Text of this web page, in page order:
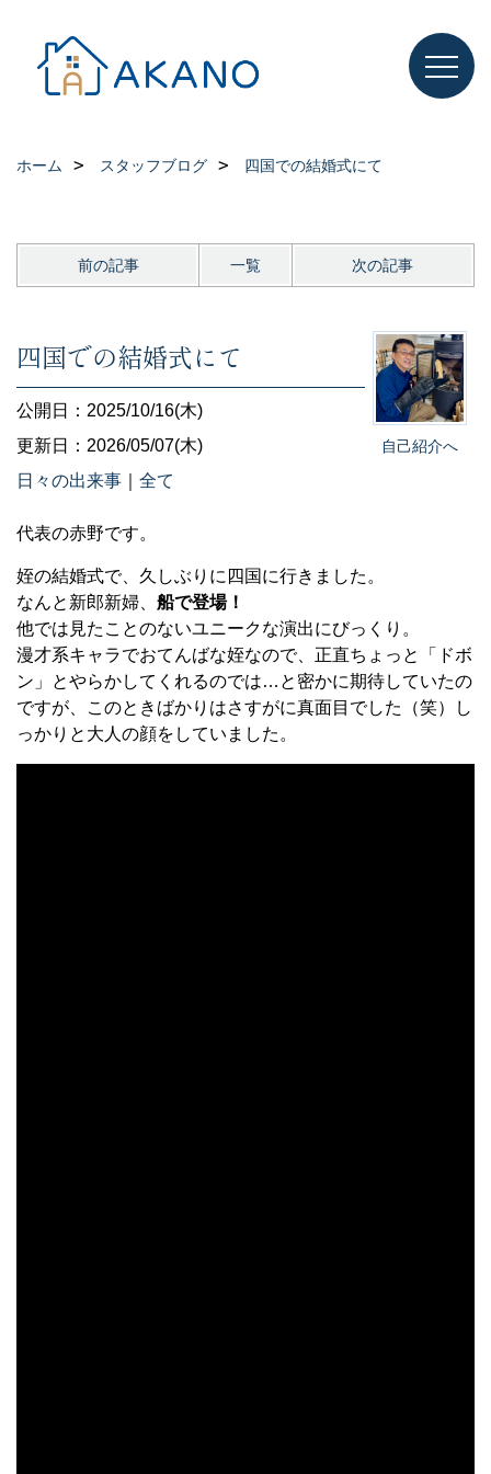
ホーム スタッフブログ 四国での結婚式にて
前の記事 一覧 次の記事
自己紹介へ
四国での結婚式にて
公開日：2025/10/16(木)
更新日：2026/05/07(木)
日々の出来事
全て
代表の赤野です。
姪の結婚式で、久しぶりに四国に行きました。
なんと新郎新婦、 船で登場！
他では見たことのないユニークな演出にびっくり。
漫才系キャラでおてんばな姪なので、正直ちょっと「ドボ
ン」とやらかしてくれるのでは…と密かに期待していたの
ですが、このときばかりはさすがに真面目でした（笑）し
っかりと大人の顔をしていました。